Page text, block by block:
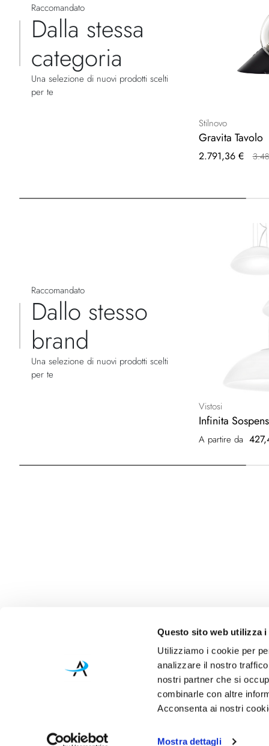
Questo sito web utilizza i
Utilizziamo i cookie per
analizzare il nostro
nostri partner che si
combinarle con altre
Acconsenta ai nostri
Mostra dettagli
Raccomandato
Dalla stessa
categoria
Una selezione di nuovi prodotti scelti
per te
Stilnovo
Gravita Tavolo
Prezzo
2.791,36 €
Raccomandato
Dallo stesso
brand
Una selezione di nuovi prodotti scelti
per te
Vistosi
Infinita
A partire da